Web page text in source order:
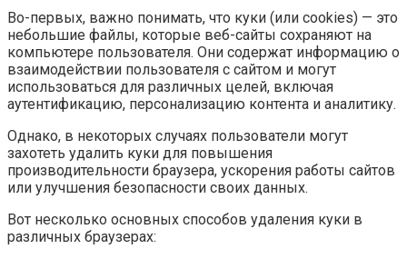
Во-первых, важно понимать, что куки (или cookies) — это
небольшие файлы, которые веб-сайты сохраняют на
компьютере пользователя. Они содержат информацию о
взаимодействии пользователя с сайтом и могут
использоваться для различных целей, включая
аутентификацию, персонализацию контента и аналитику.
Однако, в некоторых случаях пользователи могут
захотеть удалить куки для повышения
производительности браузера, ускорения работы сайтов
или улучшения безопасности своих данных.
Вот несколько основных способов удаления куки в
различных браузерах: